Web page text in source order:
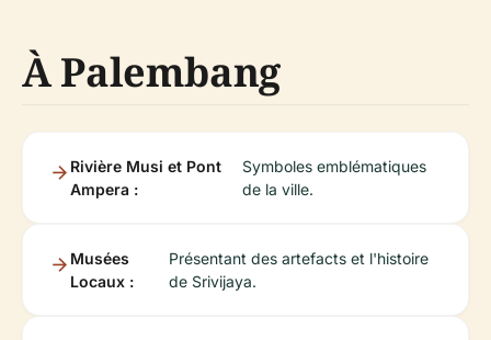
À Palembang
Rivière Musi et Pont
Ampera :
Symboles emblématiques
de la ville.
Musées
Locaux :
Présentant des artefacts et l'histoire
de Srivijaya.